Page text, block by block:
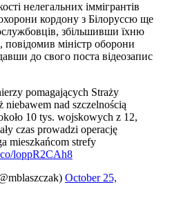
нелегальних іммігрантів
кордону з Білоруссю ще
збільшивши їхню
повідомив міністр оборони
до свого поста відеозапис
pomagających Straży
niebawem nad szczelnością
10 tys. wojskowych z 12,
czas prowadzi operację
mieszkańcom strefy
loppR2CAh8
October 25,